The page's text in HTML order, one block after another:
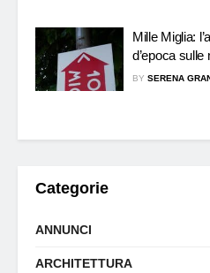
Mille Miglia:
d’epoca
BY SERENA
Categorie
ANNUNCI
ARCHITETTURA